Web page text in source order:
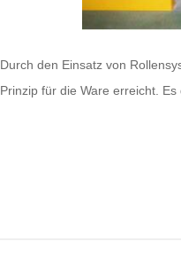
Durch den Einsatz von
Prinzip für die Ware erreicht.